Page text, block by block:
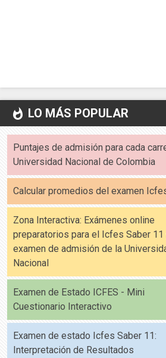
whatshot LO MÁS POPULAR
Puntajes de admisión para cada
Universidad Nacional de Colombia
Calcular promedios del examen
Zona Interactiva: Exámenes online
preparatorios para el Icfes Saber 11
examen de admisión de la
Nacional
Examen de Estado ICFES - Mini
Cuestionario Interactivo
Examen de estado Icfes Saber 11:
Interpretación de Resultados